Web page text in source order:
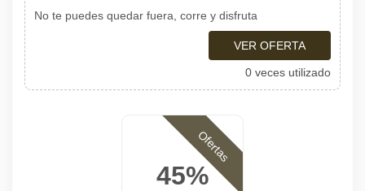
No te puedes quedar fuera, corre y disfruta
VER OFERTA
0 veces utilizado
45%
Ofertas